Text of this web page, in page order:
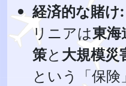
経済的な賭け:
リニアは東海
策と 大規模災
という「保